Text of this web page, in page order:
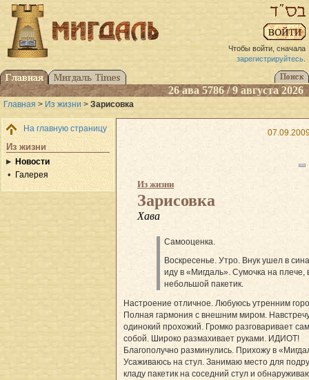
Чтобы войти, сначала
зарегистрируйтесь.
26 ава 5786 / 9 августа 2026
Главная > Из жизни > Зарисовка
На главную страницу
Из жизни
Новости
Галерея
Из жизни
Зарисовка
Хава
Cамооценка.
Воскресенье. Утро. Внук ушел в
иду в «Мигдаль». Сумочка на плече,
небольшой пакетик.
Настроение отличное. Любуюсь утренним
Полная гармония с внешним миром.
одинокий прохожий. Громко разговаривает
собой. Широко размахивает руками. ИДИОТ!
Благополучно разминулись. Прихожу в
Усаживаюсь на стул. Занимаю место для
кладу пакетик на соседний стул и